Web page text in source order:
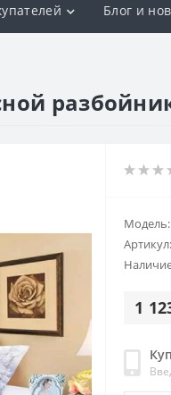
Блог и
Модель:
Артикул:
1